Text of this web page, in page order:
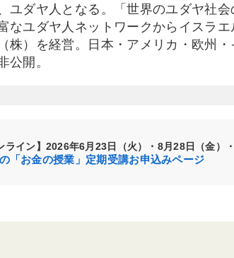
ユダヤ人となる。「世界のユダヤ社
なユダヤ人ネットワークからイスラ
株）を経営。日本・アメリカ・欧州
公開。
ライン】2026年6月23日（火）・8月28日（金）
「お金の授業」定期受講お申込みページ